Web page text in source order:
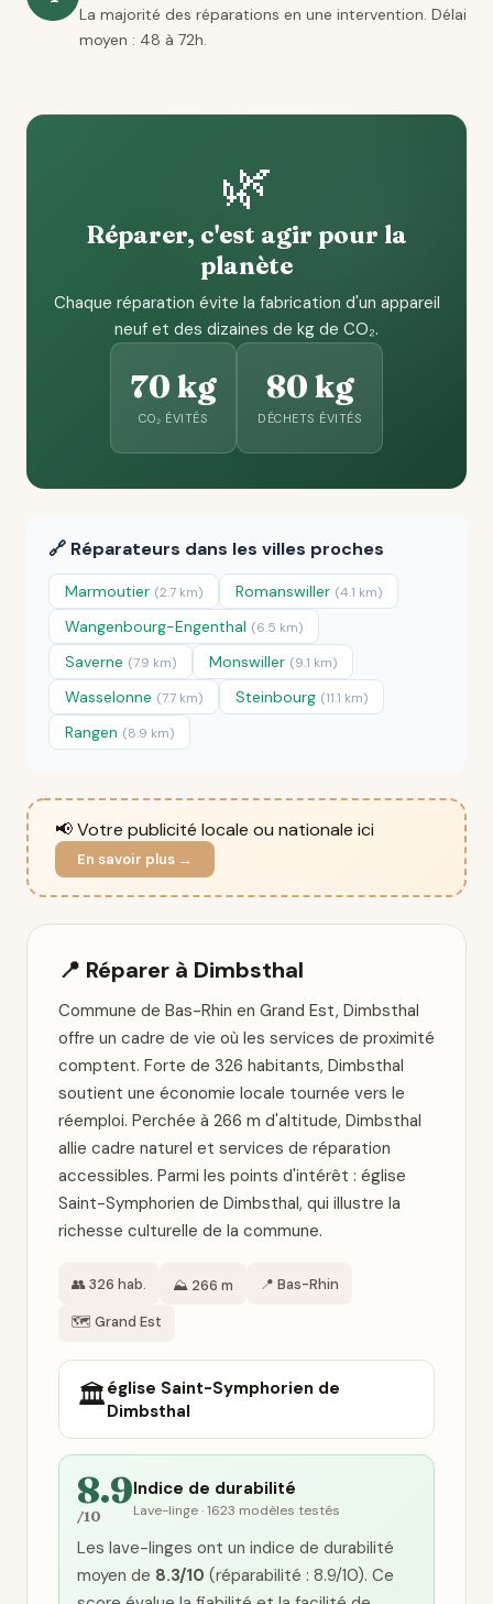
La majorité des réparations en une intervention. Délai
moyen : 48 à 72h.
🌿
Réparer, c'est agir pour la
planète
Chaque réparation évite la fabrication d'un appareil
neuf et des dizaines de kg de CO₂.
70 kg
CO₂ ÉVITÉS
80 kg
DÉCHETS ÉVITÉS
🔗 Réparateurs dans les villes proches
Marmoutier (2.7 km) Romanswiller (4.1 km)
Wangenbourg-Engenthal (6.5 km)
Saverne (7.9 km) Monswiller (9.1 km)
Wasselonne (7.7 km) Steinbourg (11.1 km)
Rangen (8.9 km)
📢 Votre publicité locale ou nationale ici
En savoir plus →
📍 Réparer à Dimbsthal
Commune de Bas-Rhin en Grand Est, Dimbsthal
offre un cadre de vie où les services de proximité
comptent. Forte de 326 habitants, Dimbsthal
soutient une économie locale tournée vers le
réemploi. Perchée à 266 m d'altitude, Dimbsthal
allie cadre naturel et services de réparation
accessibles. Parmi les points d'intérêt : église
Saint-Symphorien de Dimbsthal, qui illustre la
richesse culturelle de la commune.
👥 326 hab. ⛰️ 266 m 📍 Bas-Rhin
🗺️ Grand Est
🏛️église Saint-Symphorien de
Dimbsthal
8.9
/10
Indice de durabilité
Lave-linge · 1623 modèles testés
Les lave-linges ont un indice de durabilité
moyen de 8.3/10 (réparabilité : 8.9/10). Ce